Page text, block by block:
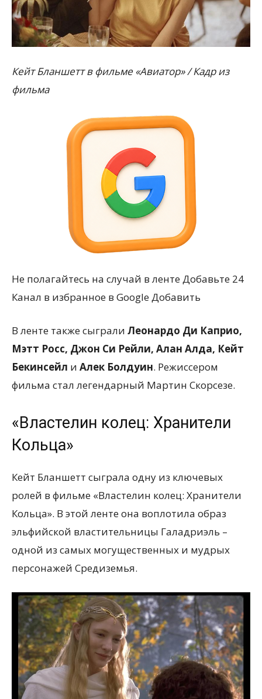
Кейт Бланшетт в фильме «Авиатор» / Кадр из
фильма
Не полагайтесь на случай в ленте Добавьте 24
Канал в избранное в Google Добавить
В ленте также сыграли Леонардо Ди Каприо,
Мэтт Росс, Джон Си Рейли, Алан Алда, Кейт
Бекинсейл и Алек Болдуин. Режиссером
фильма стал легендарный Мартин Скорсезе.
«Властелин колец: Хранители
Кольца»
Кейт Бланшетт сыграла одну из ключевых
ролей в фильме «Властелин колец: Хранители
Кольца». В этой ленте она воплотила образ
эльфийской властительницы Галадриэль –
одной из самых могущественных и мудрых
персонажей Средиземья.